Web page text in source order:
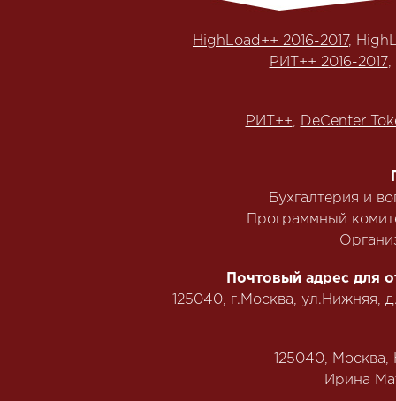
HighLoad++ 2016-2017,
РИТ++ 2016-2017,
РИТ++, DeCenter
Бухгалтерия и
Программный
Почтовый адрес для
125040, г.Москва, ул.Нижняя,
125040,
‭Ирина